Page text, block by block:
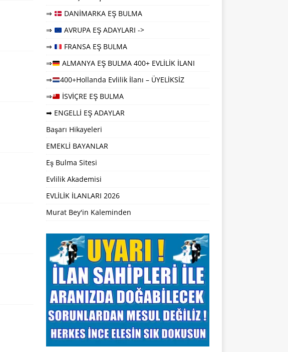
⇒
DANİMARKA EŞ BULMA
⇒
AVRUPA EŞ ADAYLARI ->
⇒
FRANSA EŞ BULMA
⇒
ALMANYA EŞ BULMA 400+ EVLİLİK İLANI
⇒
400+Hollanda Evlilik İlanı – ÜYELİKSİZ
⇒
İSVİÇRE EŞ BULMA
➡ ENGELLİ EŞ ADAYLAR
Başarı Hikayeleri
EMEKLİ BAYANLAR
Eş Bulma Sitesi
Evlilik Akademisi
EVLİLİK İLANLARI 2026
Murat Bey'in Kaleminden